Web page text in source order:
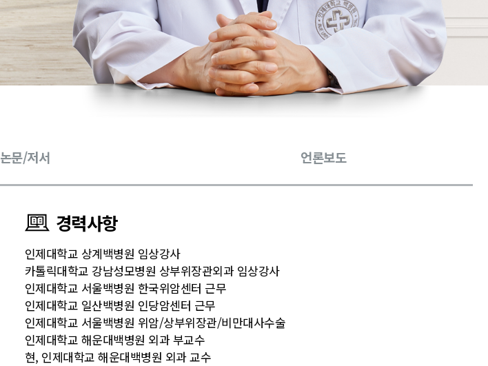
논문/저서 언론보도
경력사항
인제대학교 상계백병원 임상강사
카톨릭대학교 강남성모병원 상부위장관외과 임상강사
인제대학교 서울백병원 한국위암센터 근무
인제대학교 일산백병원 인당암센터 근무
인제대학교 서울백병원 위암/상부위장관/비만대사수술
인제대학교 해운대백병원 외과 부교수
현, 인제대학교 해운대백병원 외과 교수